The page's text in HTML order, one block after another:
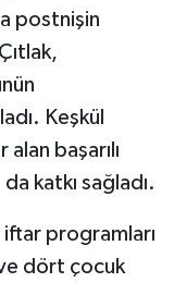
postnişin
Keşkül
alan başarılı
katkı sağladı.
iftar programları
dört çocuk